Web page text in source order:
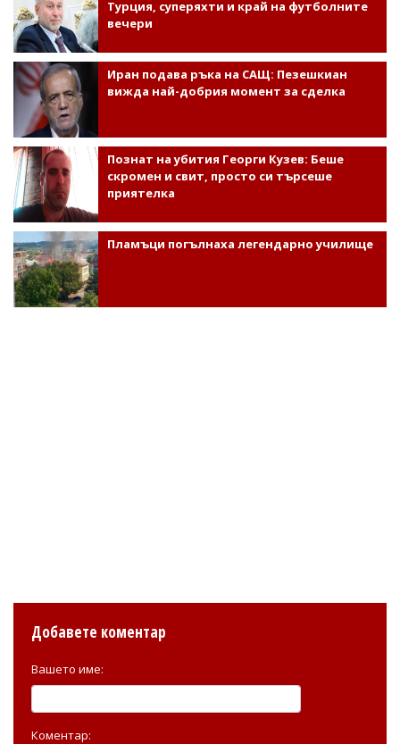
Турция, суперяхти и край на футболните
вечери
Иран подава ръка на САЩ: Пезешкиан
вижда най-добрия момент за сделка
Познат на убития Георги Кузев: Беше
скромен и свит, просто си търсеше
приятелка
Пламъци погълнаха легендарно училище
Добавете коментар
Вашето име:
Коментар: